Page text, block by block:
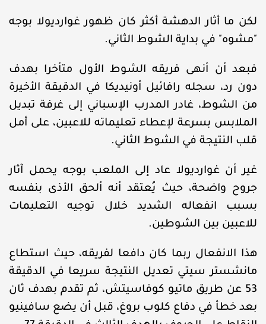
لكن ما أثار الدهشة أكثر كان ظهور غوارديولا بوجه
"مشوه" في بداية الشوط الثاني.
فبعد أن أنهى فريقه الشوط الأول متأخرا بهدف
دون رد، سجله رافائيل أونيديكا في الدقيقة الأخيرة
من الشوط، غادر المدرب الإسباني إلى غرفة تبديل
الملابس بسرعة لإعطاء تعليماته للاعبين، على أمل
قلب النتيجة في الشوط الثاني.
غير أن غوارديولا عاد إلى الملعب بوجه يحمل آثار
جروح واضحة، حيث يُعتقد أنه ألحق الأذى بنفسه
بسبب انفعاله الشديد خلال توجيه التعليمات
للاعبين بين الشوطين.
هذا الانفعال ربما كان دافعا لفريقه، حيث استطاع
مانشستر سيتي تعديل النتيجة سريعا في الدقيقة
53 عن طريق ماتيو كوفاسيتش، ثم تقدم بهدف ثان
بعد خطأ في دفاع كلوب بروغ، قبل أن يضع سافينيو